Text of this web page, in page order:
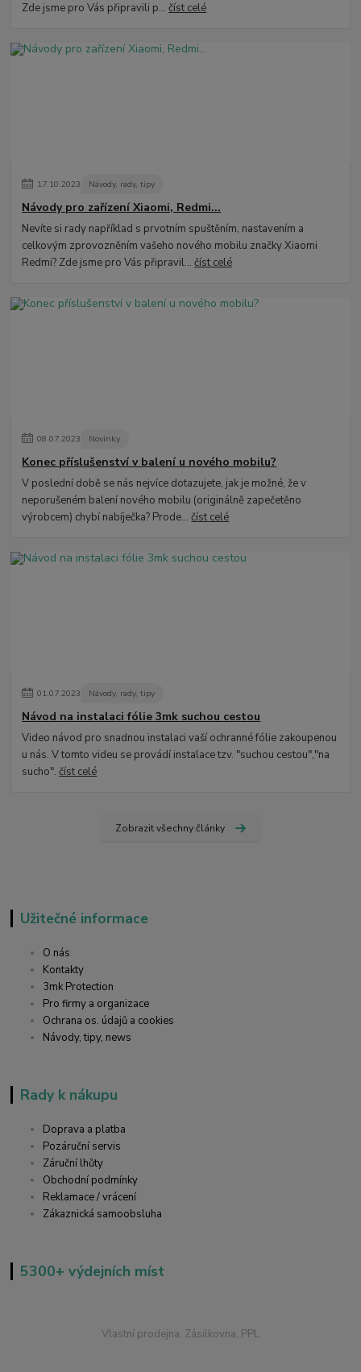
Zde jsme pro Vás připravili p...číst celé
17.10.2023 Návody, rady, tipy
Návody pro zařízení Xiaomi, Redmi...
Nevíte si rady například s prvotním spuštěním, nastavením a
celkovým zprovozněním vašeho nového mobilu značky Xiaomi
Redmi? Zde jsme pro Vás připravil...číst celé
08.07.2023 Novinky
Konec příslušenství v balení u nového mobilu?
V poslední době se nás nejvíce dotazujete, jak je možné, že v
neporušeném balení nového mobilu (originálně zapečetěno
výrobcem) chybí nabíječka? Prode...číst celé
01.07.2023 Návody, rady, tipy
Návod na instalaci fólie 3mk suchou cestou
Video návod pro snadnou instalaci vaší ochranné fólie zakoupenou
u nás. V tomto videu se provádí instalace tzv. "suchou cestou","na
sucho".číst celé
Zobrazit všechny články
Užitečné informace
O nás
Kontakty
3mk Protection
Pro firmy a organizace
Ochrana os. údajů a cookies
Návody, tipy, news
Rady k nákupu
Doprava a platba
Pozáruční servis
Záruční lhůty
Obchodní podmínky
Reklamace / vrácení
Zákaznická samoobsluha
5300+ výdejních míst
Vlastní prodejna, Zásilkovna, PPL